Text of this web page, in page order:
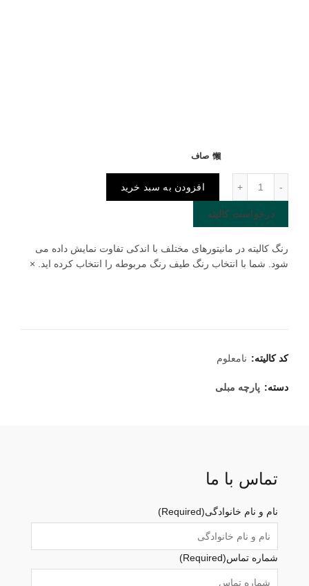
صاف
افزودن به سبد خرید
درخواست کالیته
رنگ کالیته در مانیتورهای مختلف با اندکی تفاوت نمایش داده می
شود. شما با انتخاب رنگ طیف رنگ مربوطه را انتخاب کرده اید. ×
کد کالیته: نامعلوم
دسته: پارچه مبلی
تماس با ما
نام و نام خانوادگی(Required)
شماره تماس(Required)